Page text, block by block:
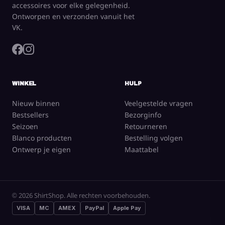
accessoires voor elke gelegenheid.
Ontworpen en verzonden vanuit het
VK.
WINKEL
Nieuw binnen
Bestsellers
Seizoen
Blanco producten
Ontwerp je eigen
HULP
Veelgestelde vragen
Bezorginfo
Retourneren
Bestelling volgen
Maattabel
© 2026 ShirtShop. Alle rechten voorbehouden.
VISA MC AMEX PayPal Apple Pay